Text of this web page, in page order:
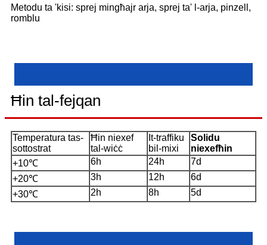
Metodu ta 'kisi: sprej mingħajr arja, sprej ta' l-arja, pinzell,
romblu
Ħin tal-fejqan
Temperatura tas-
sottostrat
Ħin niexef
tal-wiċċ
It-traffiku
bil-mixi
Solidu
niexefħin
+10℃
6h 24h
7d
+20℃
3h 12h
6d
+30℃
2h 8h 5d